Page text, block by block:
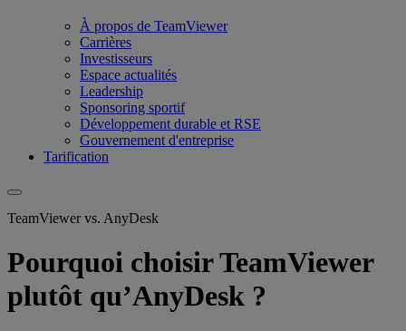
À propos de TeamViewer
Carrières
Investisseurs
Espace actualités
Leadership
Sponsoring sportif
Développement durable et RSE
Gouvernement d'entreprise
Tarification
TeamViewer vs. AnyDesk
Pourquoi choisir TeamViewer
plutôt qu’AnyDesk ?